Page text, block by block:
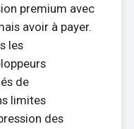
premium avec
avoir à payer.
les
de
limites
des